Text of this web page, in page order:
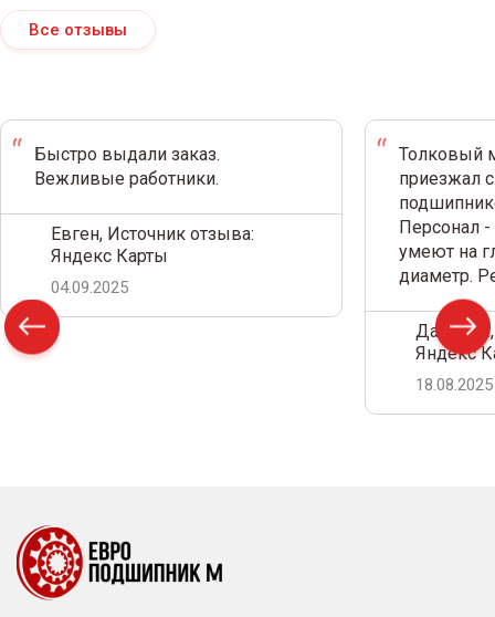
Все отзывы
Быстро выдали заказ.
Вежливые работники.
Евген, Источник отзыва:
Яндекс Карты
04.09.2025
Толковый
приезжал
Персонал
умеют на
диаметр.
Дамир
Яндекс
18.08.2025